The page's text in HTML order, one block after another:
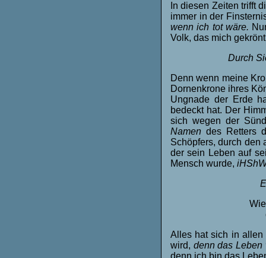
In diesen Zeiten trifft
immer in der
wenn ich tot wäre.
Volk, das mich
Durch
Denn wenn meine
Dornenkrone ihres
Ungnade der Erde
bedeckt hat. Der
sich wegen der
Namendes Retters
Schöpfers, durch den
der sein Leben auf
Mensch wurde,
Alles hat sich in allen
wird, denn das
denn ich bin das